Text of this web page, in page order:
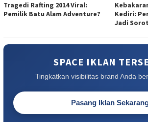
Tragedi Rafting 2014 Viral:
Pemilik Batu Alam Adventure?
Kediri:
Jadi
SPACE IKLAN
Tingkatkan visibilitas brand Anda
Pasang Iklan